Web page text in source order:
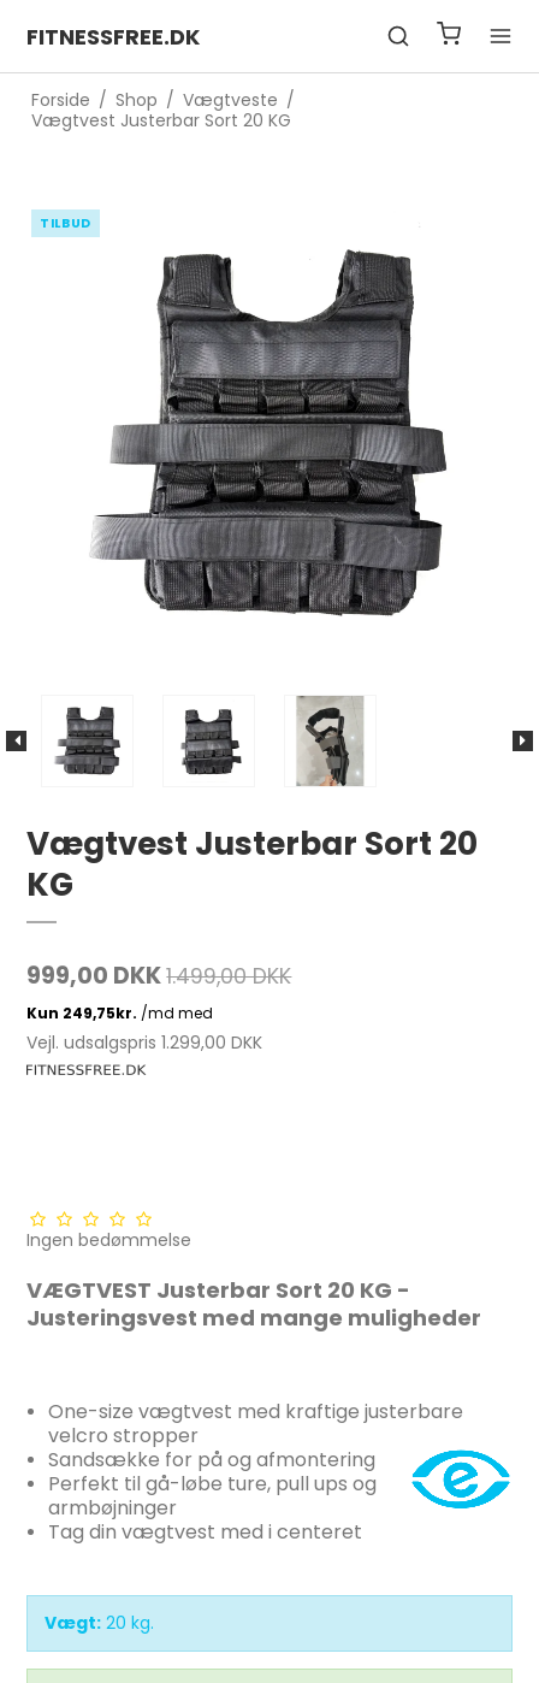
FITNESSFREE.DK
Forside / Shop / Vægtveste /
Vægtvest Justerbar Sort 20 KG
TILBUD
Vægtvest Justerbar Sort 20
KG
999,00 DKK1.499,00 DKK
Vejl. udsalgspris 1.299,00 DKK
Ingen bedømmelse
VÆGTVEST Justerbar Sort 20 KG -
Justeringsvest med mange muligheder
One-size vægtvest med kraftige justerbare
velcro stropper
Sandsække for på og afmontering
Perfekt til gå-løbe ture, pull ups og
armbøjninger
Tag din vægtvest med i centeret
Vægt: 20 kg.